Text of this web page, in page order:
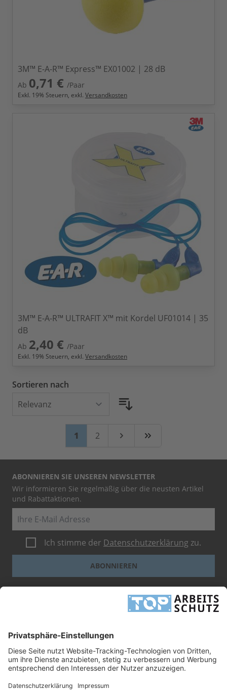
3M™ E-A-R™ Express™ EX01002 | 28 dB
Ab 0,71 € /Paar
Exkl. 19% Steuern, exkl. Versandkosten
3M™ E-A-R™ ULTRAFIT X™ mit Kordel UF01014 | 35
dB
Ab 2,40 € /Paar
Exkl. 19% Steuern, exkl. Versandkosten
Sortieren nach
Sie lesen gerade Seite
1 Seite
2 Weiter Zuletzt
ABONNIEREN SIE UNSEREN NEWSLETTER
Wir informieren Sie regelmäßig über die neusten Artikel
und Rabattaktionen.
Ich stimme der Datenschutzerklärung zu.
ABONNIEREN
Dieses Formular ist durch reCAPTCHA geschützt - es gelten dieGoogle-
-Geschäftsbedingungen.
UNTERNEHMEN
RECHTLICHES
TOP ARBEITSSCHUTZ GMBH
24568 Kaltenkirchen